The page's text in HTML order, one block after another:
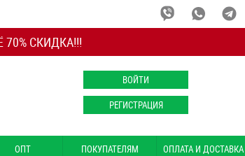
СКИДКА!!!
ВОЙТИ
РЕГИСТРАЦИЯ
ОПТ ПОКУПАТЕЛЯМ ОПЛАТА И ДОСТАВКА